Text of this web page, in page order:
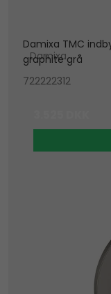
Damixa TMC
graphite grå
Damixa
722222312